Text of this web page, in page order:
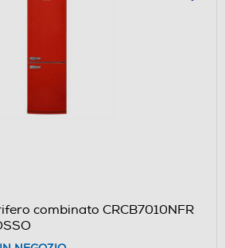
combinato CRCB7010NFR